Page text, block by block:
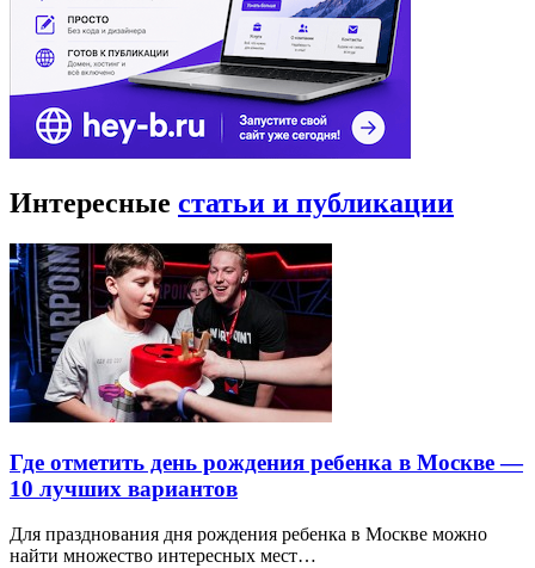
Интересные статьи и публикации
Где отметить день рождения ребенка в Москве —
10 лучших вариантов
Для празднования дня рождения ребенка в Москве можно
найти множество интересных мест…